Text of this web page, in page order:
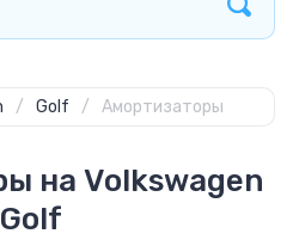
/ Golf / Амортизаторы
на Volkswagen
Golf